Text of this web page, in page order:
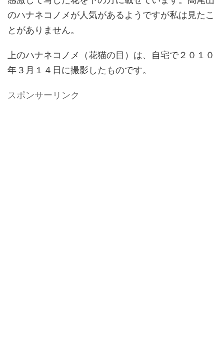
のハナネコノメが人気があるようですが私は見たこ
とがありません。
上のハナネコノメ（花猫の目）は、自宅で２０１０
年３月１４日に撮影したものです。
スポンサーリンク